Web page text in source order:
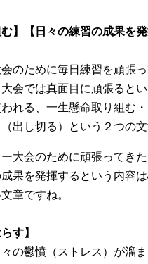
む】【日々の練習の成果を
のために毎日練習を頑張
会では真面目に頑張ると
れる、一生懸命取り組む
出し切る）という２つの文
大会のために頑張ってきた
果を発揮するという内容
章ですね。
す】
の鬱憤（ストレス）が溜